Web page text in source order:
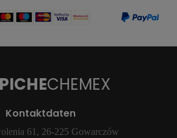
CHEMEX
Kontaktdaten
61, 26-225 Gowarczów